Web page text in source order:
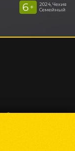
6 +
2024, Чехия
Семейный
302